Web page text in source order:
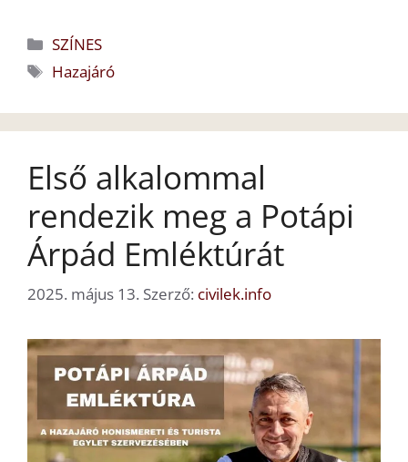
Kategória
SZÍNES
Címkék
Hazajáró
Első alkalommal
rendezik meg a Potápi
Árpád Emléktúrát
2025. május 13. Szerző: civilek.info